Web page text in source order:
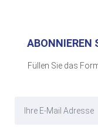
ABONNIEREN
Füllen Sie das